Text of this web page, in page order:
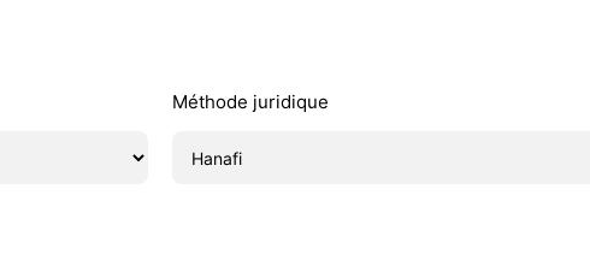
Méthode juridique